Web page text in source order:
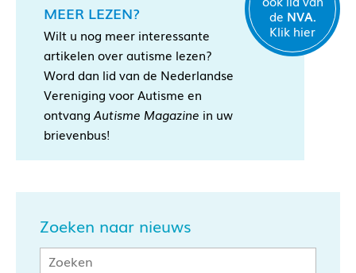
MEER LEZEN?
Wilt u nog meer interessante
artikelen over autisme lezen?
Word dan lid van de Nederlandse
Vereniging voor Autisme en
ontvang Autisme Magazine in uw
brievenbus!
de NVA.
Klik hier
Zoeken naar nieuws